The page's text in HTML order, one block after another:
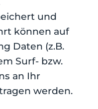
und
können auf
Daten (z.B.
Surf- bzw.
an Ihr
werden.